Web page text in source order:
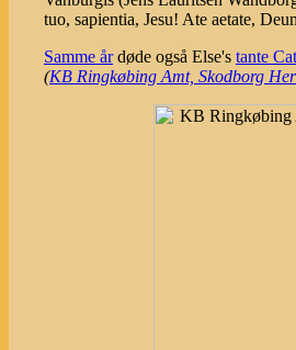
tuo, sapientia, Jesu! Ate aetate,
Samme årdøde også Else's tante
(KB Ringkøbing Amt, Skodborg